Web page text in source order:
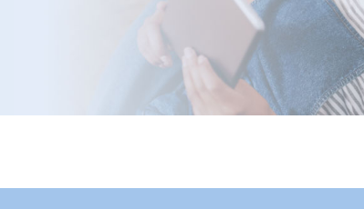
* Segmento
Mensaje